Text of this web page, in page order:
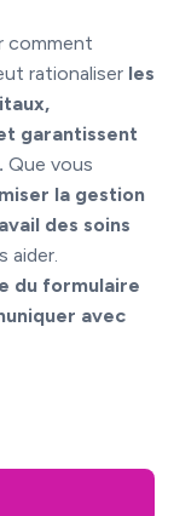
comment
rationaliser les
garantissent
Que vous
la gestion
des soins
aider.
du formulaire
avec